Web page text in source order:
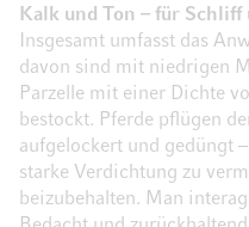
Kalk und Ton – für Schliff
Insgesamt umfasst das
davon sind mit niedrigen
Parzelle mit einer Dichte
bestockt. Pferde pflügen
aufgelockert und gedüngt
starke Verdichtung zu
beizubehalten. Man